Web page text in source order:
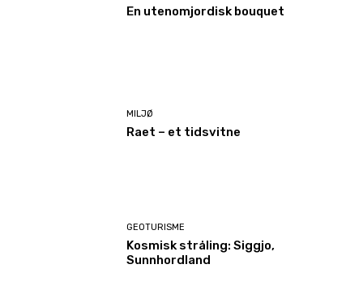
En utenomjordisk bouquet
MILJØ
Raet – et tidsvitne
GEOTURISME
Kosmisk stråling: Siggjo,
Sunnhordland